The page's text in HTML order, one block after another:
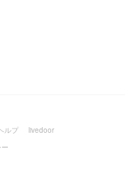
ルプ
livedoor